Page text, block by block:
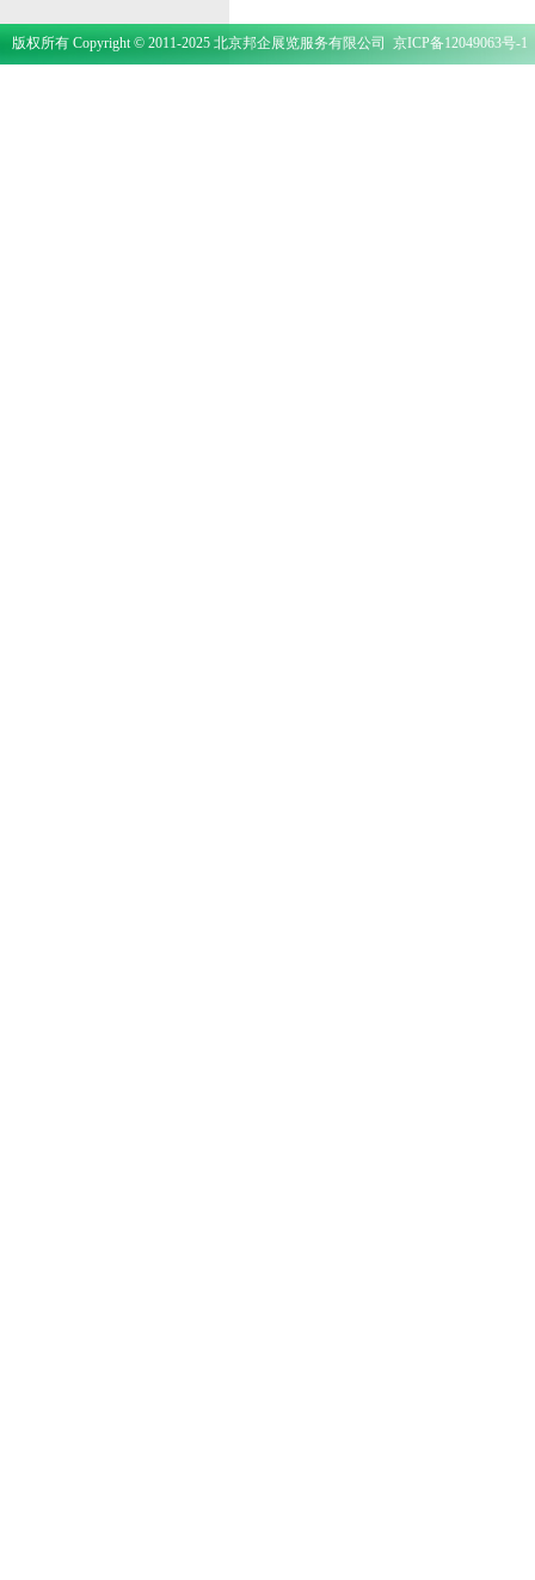
版权所有 Copyright © 2011-2025 北京邦企展览服务有限公司 京ICP备12049063号-1